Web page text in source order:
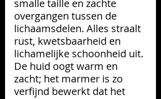
smalle taille en zachte
overgangen tussen de
lichaamsdelen. Alles straalt
rust, kwetsbaarheid en
lichamelijke schoonheid uit.
De huid oogt warm en
zacht; het marmer is zo
verfijnd bewerkt dat het